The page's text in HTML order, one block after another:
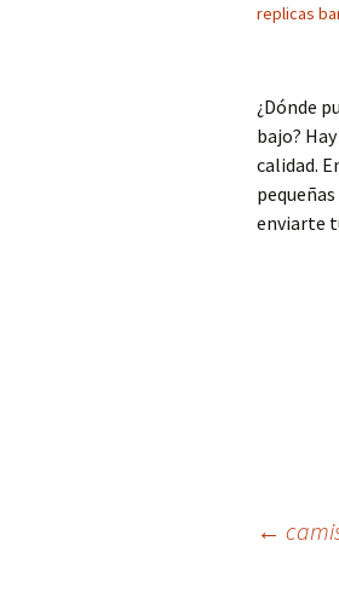
replicas
¿Dónde
bajo?
calidad.
enviarte
Navegación
←